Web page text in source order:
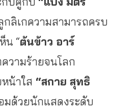
ลิเกความสามารถครบ
น “ต้นข้าว อาร์
วามร้ายจนโลก
น้าใส “สกาย สุทธิ
มด้วยนักแสดงระดับ